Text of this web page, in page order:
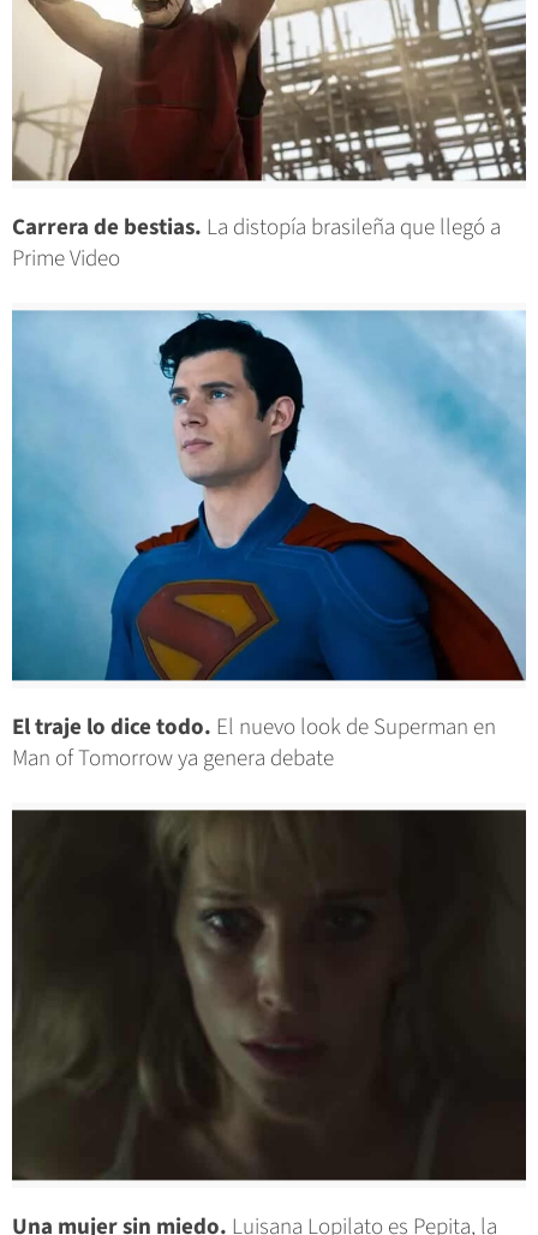
Carrera de bestias. La distopía brasileña que llegó a
Prime Video
El traje lo dice todo. El nuevo look de Superman en
Man of Tomorrow ya genera debate
Una mujer sin miedo. Luisana Lopilato es Pepita, la